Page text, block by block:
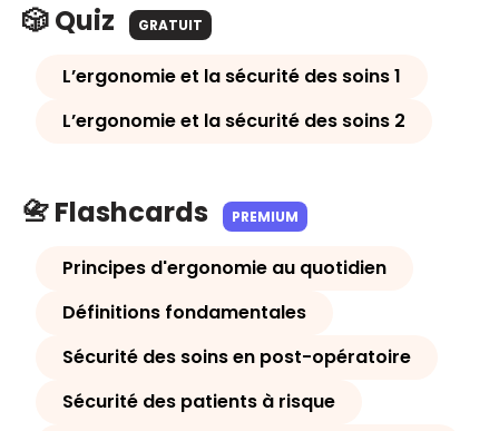
🎲 Quiz GRATUIT
L’ergonomie et la sécurité des soins 1
L’ergonomie et la sécurité des soins 2
📇 Flashcards PREMIUM
Principes d'ergonomie au quotidien
Définitions fondamentales
Sécurité des soins en post-opératoire
Sécurité des patients à risque